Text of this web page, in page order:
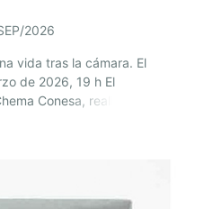
2026
vida tras la cámara. El
de 2026, 19 h El
Conesa, realizará un